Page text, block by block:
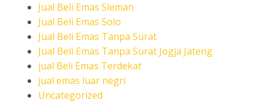
Jual Beli Emas Sleman
Jual Beli Emas Solo
Jual Beli Emas Tanpa Surat
Jual Beli Emas Tanpa Surat Jogja Jateng
jual Beli Emas Terdekat
jual emas luar negri
Uncategorized